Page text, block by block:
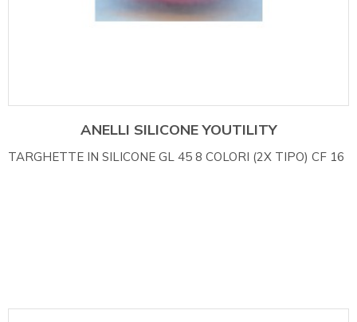
ANELLI SILICONE YOUTILITY
TARGHETTE IN SILICONE GL 45 8 COLORI (2X TIPO) CF 16